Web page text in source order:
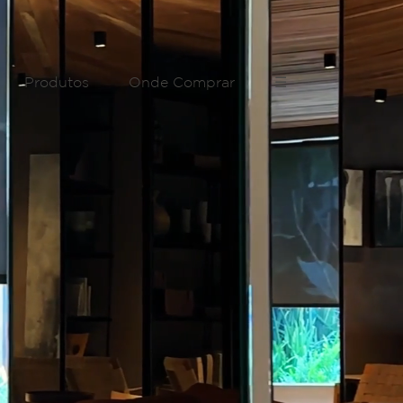
Produtos Onde Comprar ☰